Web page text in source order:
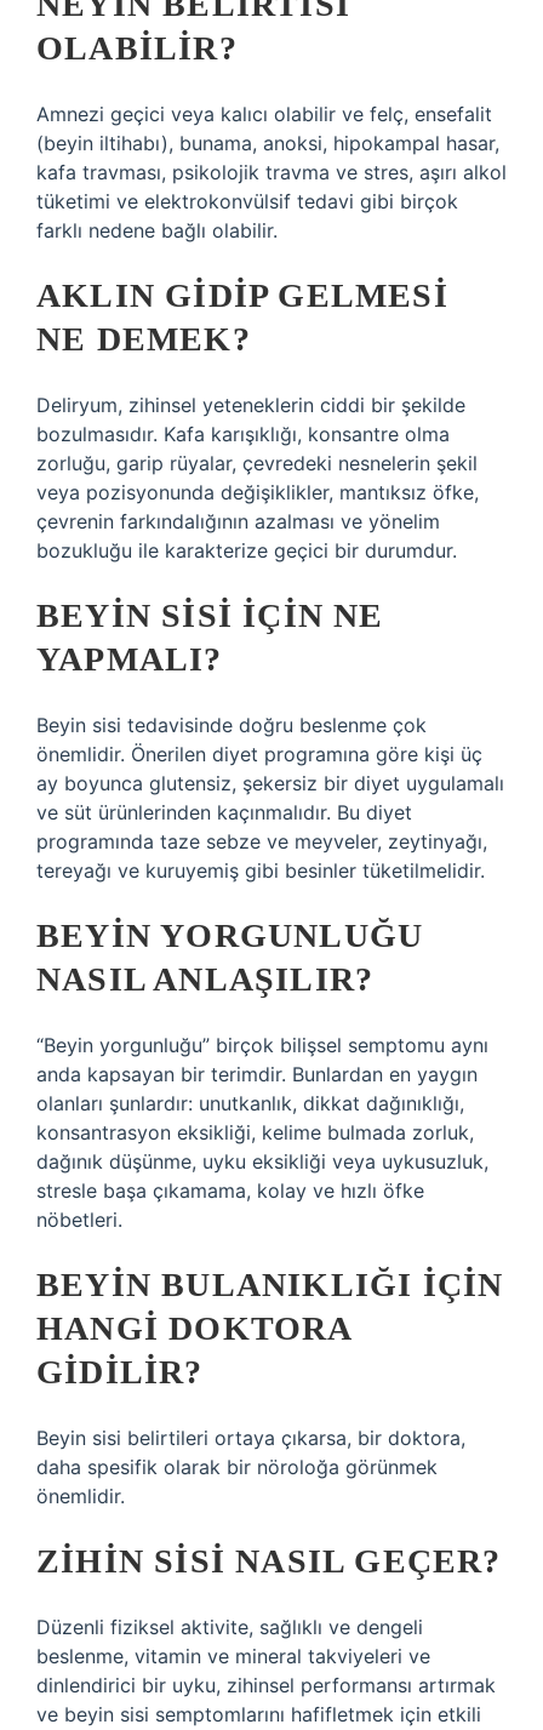
OLABILIR?
Amnezi geçici veya kalıcı olabilir ve felç, ensefalit
(beyin iltihabı), bunama, anoksi, hipokampal hasar,
kafa travması, psikolojik travma ve stres, aşırı alkol
tüketimi ve elektrokonvülsif tedavi gibi birçok
farklı nedene bağlı olabilir.
AKLIN GIDIP GELMESI
NE DEMEK?
Deliryum, zihinsel yeteneklerin ciddi bir şekilde
bozulmasıdır. Kafa karışıklığı, konsantre olma
zorluğu, garip rüyalar, çevredeki nesnelerin şekil
veya pozisyonunda değişiklikler, mantıksız öfke,
çevrenin farkındalığının azalması ve yönelim
bozukluğu ile karakterize geçici bir durumdur.
BEYIN SISI IÇIN NE
YAPMALI?
Beyin sisi tedavisinde doğru beslenme çok
önemlidir. Önerilen diyet programına göre kişi üç
ay boyunca glutensiz, şekersiz bir diyet uygulamalı
ve süt ürünlerinden kaçınmalıdır. Bu diyet
programında taze sebze ve meyveler, zeytinyağı,
tereyağı ve kuruyemiş gibi besinler tüketilmelidir.
BEYIN YORGUNLUĞU
NASIL ANLAŞILIR?
“Beyin yorgunluğu” birçok bilişsel semptomu aynı
anda kapsayan bir terimdir. Bunlardan en yaygın
olanları şunlardır: unutkanlık, dikkat dağınıklığı,
konsantrasyon eksikliği, kelime bulmada zorluk,
dağınık düşünme, uyku eksikliği veya uykusuzluk,
stresle başa çıkamama, kolay ve hızlı öfke
nöbetleri.
BEYIN BULANIKLIĞI IÇIN
HANGI DOKTORA
GIDILIR?
Beyin sisi belirtileri ortaya çıkarsa, bir doktora,
daha spesifik olarak bir nöroloğa görünmek
önemlidir.
ZIHIN SISI NASIL GEÇER?
Düzenli fiziksel aktivite, sağlıklı ve dengeli
beslenme, vitamin ve mineral takviyeleri ve
dinlendirici bir uyku, zihinsel performansı artırmak
ve beyin sisi semptomlarını hafifletmek için etkili